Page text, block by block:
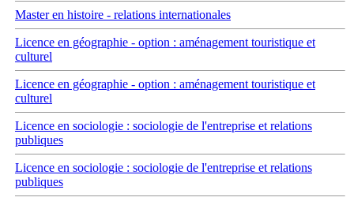
Master en histoire - relations internationales
Licence en géographie - option : aménagement touristique et
culturel
Licence en géographie - option : aménagement touristique et
culturel
Licence en sociologie : sociologie de l'entreprise et relations
publiques
Licence en sociologie : sociologie de l'entreprise et relations
publiques